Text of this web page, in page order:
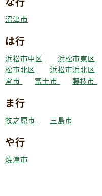
沼津市
は行
浜松市中区 浜松市東区
松市北区
浜松市浜北区
宮市
富士市 藤枝市
ま行
牧之原市 三島市
や行
焼津市